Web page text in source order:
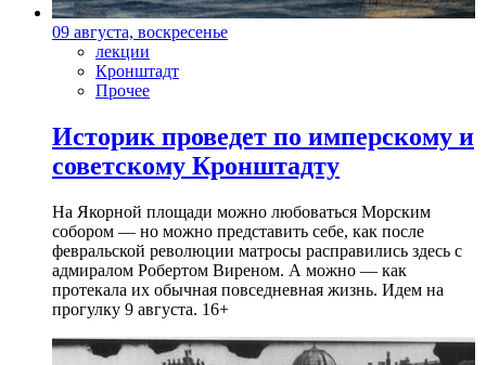
09 августа, воскресенье
лекции
Кронштадт
Прочее
Историк проведет по имперскому и
советскому Кронштадту
На Якорной площади можно любоваться Морским
собором — но можно представить себе, как после
февральской революции матросы расправились здесь с
адмиралом Робертом Виреном. А можно — как
протекала их обычная повседневная жизнь. Идем на
прогулку 9 августа. 16+